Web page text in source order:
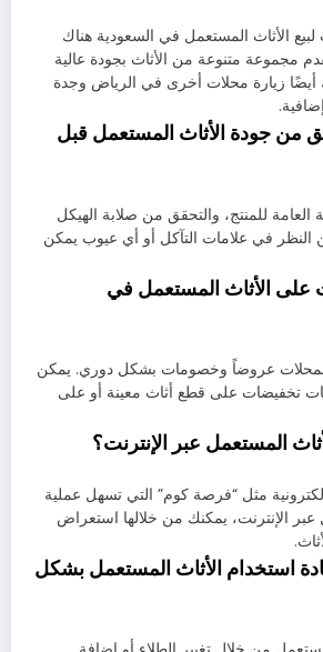
الأثاث المستعمل في السعودية هناك
مجموعة متنوعة من الأثاث بجودة عالية
أيضًا زيارة محلات أخرى في الرياض وجدة
من جودة الأثاث المستعمل قبل
للمنتج، والتحقق من صلابة الهيكل
النظر في علامات التآكل أو أي عيوب يمكن
الأثاث المستعمل في
المحلات عروضاً وخصومات بشكل دوري. يمكن
تخفيضات على قطع أثاث معينة أو على
المستعمل عبر الإنترنت؟
مثل “فرصة كوم” التي تسهل عملية
الإنترنت، يمكنك من خلالها استعراض
استخدام الأثاث المستعمل بشكل